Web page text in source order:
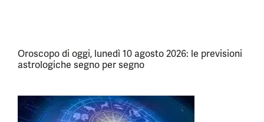
Oroscopo di oggi, lunedì 10 agosto 2026: le previsioni
astrologiche segno per segno